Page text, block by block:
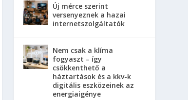
Új mérce szerint
versenyeznek a hazai
internetszolgáltatók
Nem csak a klíma
fogyaszt – így
csökkenthető a
háztartások és a kkv-k
digitális eszközeinek az
energiaigénye